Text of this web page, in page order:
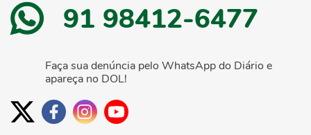
91 98412-6477
Faça sua denúncia pelo WhatsApp do Diário e
apareça no DOL!